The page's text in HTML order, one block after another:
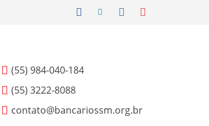
(55) 984-040-184
(55) 3222-8088
contato@bancariossm.org.br